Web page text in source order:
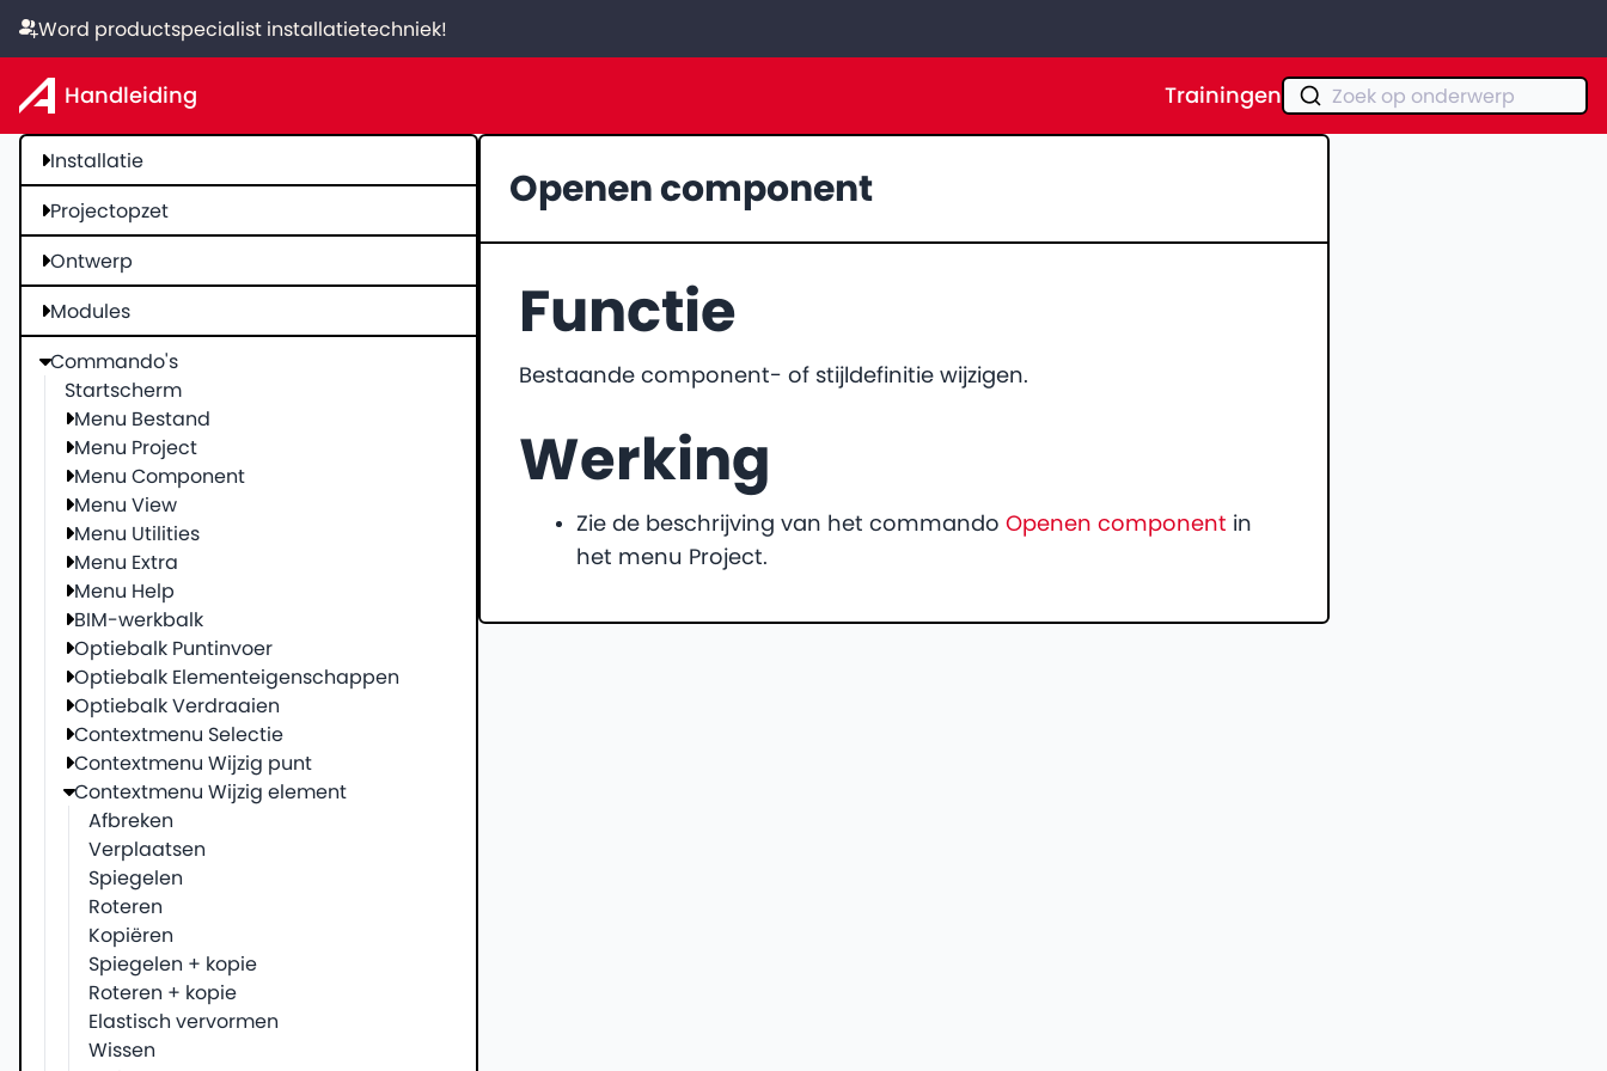
Word productspecialist installatietechniek!
Handleiding Trainingen Zoek op onderwerp
Installatie
Projectopzet
Ontwerp
Modules
Commando's
Startscherm
Menu Bestand
Menu Project
Menu Component
Menu View
Menu Utilities
Menu Extra
Menu Help
BIM-werkbalk
Optiebalk Puntinvoer
Optiebalk Elementeigenschappen
Optiebalk Verdraaien
Contextmenu Selectie
Contextmenu Wijzig punt
Contextmenu Wijzig element
Afbreken
Verplaatsen
Spiegelen
Roteren
Kopiëren
Spiegelen + kopie
Roteren + kopie
Elastisch vervormen
Wissen
Openen component
Functie
Bestaande component- of stijldefinitie wijzigen.
Werking
Zie de beschrijving van het commando Openen component in
het menu Project.